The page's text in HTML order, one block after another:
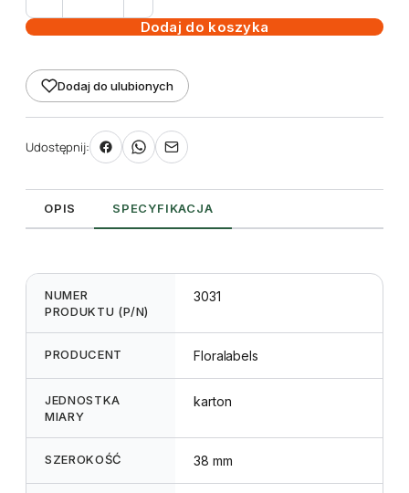
pętlowa
38
x
250
mm
końcówki
(1250szt.)
Dodaj do koszyka
Dodaj do ulubionych
Udostępnij:
OPIS SPECYFIKACJA
NUMER
PRODUKTU (P/N)
3031
PRODUCENT Floralabels
JEDNOSTKA
MIARY
karton
SZEROKOŚĆ 38 mm